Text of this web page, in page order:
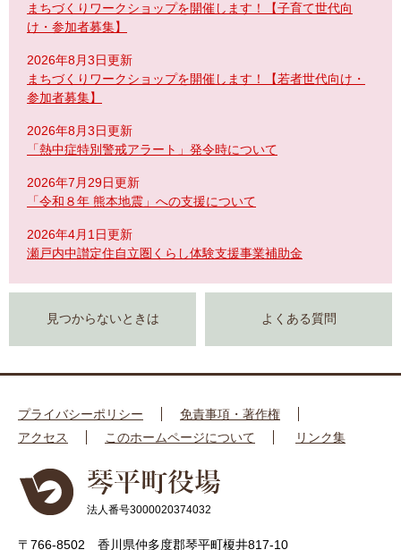
まちづくりワークショップを開催します！【子育て世代向
け・参加者募集】
2026年8月3日更新
まちづくりワークショップを開催します！【若者世代向け・
参加者募集】
2026年8月3日更新
「熱中症特別警戒アラート」発令時について
2026年7月29日更新
「令和８年 熊本地震」への支援について
2026年4月1日更新
瀬戸内中讃定住自立圏くらし体験支援事業補助金
見つからないときは よくある質問
プライバシーポリシー
免責事項・著作権
アクセス
このホームページについて リンク集
法人番号3000020374032
〒766-8502 香川県仲多度郡琴平町榎井817-10